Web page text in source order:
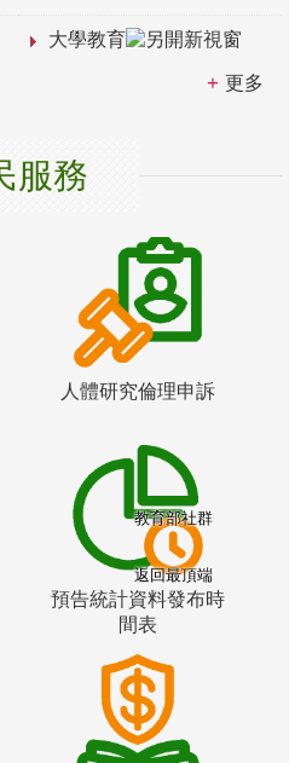
大學教育
更多
服務
人體研究倫理申訴
預告統計資料發布時
間表
教育部社群
返回最頂端